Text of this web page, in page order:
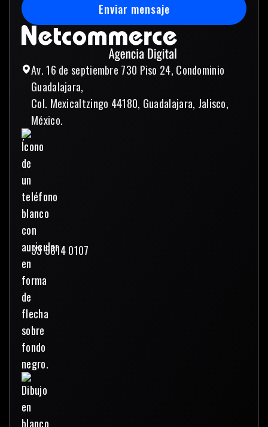
Av. 16 de septiembre 730 Piso 24, Condominio
Guadalajara,
Col. Mexicaltzingo 44180, Guadalajara, Jalisco,
México.
33 3614 0107
Enviar mensaje
Enviar mensaje